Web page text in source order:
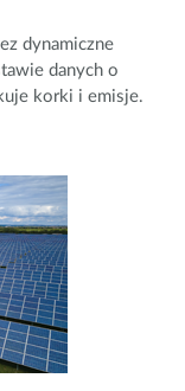
dynamiczne
danych o
korki i emisje.